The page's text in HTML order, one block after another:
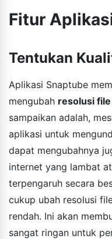
Fitur
Tentukan
Aplikasi Snaptube
mengubah resolusi file
sampaikan adalah,
aplikasi untuk
dapat mengubahnya
internet yang lambat
terpengaruh secara
cukup ubah resolusi
rendah. Ini akan
sangat ringan untuk